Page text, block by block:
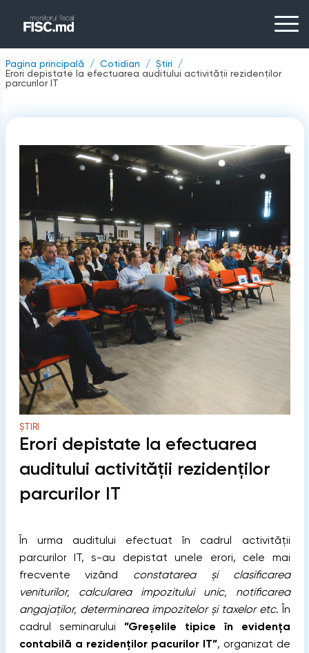
Pagina principală Cotidian
Știri
Erori depistate la efectuarea auditului activității rezidenților
parcurilor IT
ȘTIRI
Erori depistate la efectuarea
auditului activității rezidenților
parcurilor IT
În urma auditului efectuat în cadrul activității
parcurilor IT, s-au depistat unele erori, cele mai
frecvente vizând constatarea și clasificarea
veniturilor, calcularea impozitului unic, notificarea
angajaților, determinarea impozitelor și taxelor etc. În
cadrul seminarului ”Greșelile tipice în evidența
contabilă a rezidenților pacurilor IT”, organizat de